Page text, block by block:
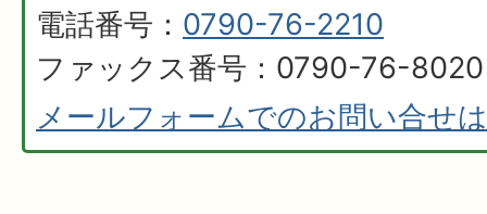
電話番号： 0790-76-2210
ファックス番号：0790-76-8020
メールフォームでのお問い合せ